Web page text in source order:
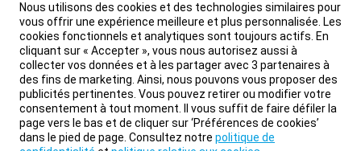
Nous utilisons des cookies et des technologies similaires pour
vous offrir une expérience meilleure et plus personnalisée. Les
cookies fonctionnels et analytiques sont toujours actifs. En
cliquant sur « Accepter », vous nous autorisez aussi à
collecter vos données et à les partager avec 3 partenaires à
des fins de marketing. Ainsi, nous pouvons vous proposer des
publicités pertinentes. Vous pouvez retirer ou modifier votre
consentement à tout moment. Il vous suffit de faire défiler la
page vers le bas et de cliquer sur ‘Préférences de cookies’
dans le pied de page. Consultez notre politique de